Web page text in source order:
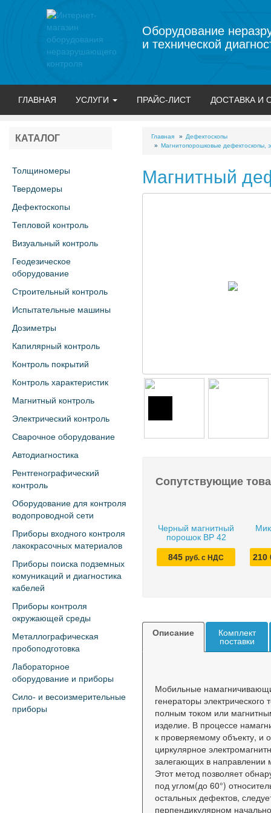
Оборудование
и технической
ГЛАВНАЯ УСЛУГИ ПРАЙС-ЛИСТ ДОСТАВКА И
КАТАЛОГ
Толщиномеры
Твердомеры
Дефектоскопы
Тепловой контроль
Визуальный контроль
Геодезическое
оборудование
Строительный контроль
Испытательные машины
Дозиметры
Капилярный контроль
Контроль покрытий
Контроль характеристик
Магнитный контроль
Электрический контроль
Сварочное оборудование
Автодиагностика
Рентгенографический
контроль
Оборудование для контроля
водопроводной сети
Приборы входного контроля
лакокрасочных материалов
Приборы поиска подземных
комуникаций и диагностика
кабелей
Приборы контроля
окружающей среды
Металлографическая
пробоподготовка
Лабораторное
оборудование и приборы
Сило- и весоизмерительные
приборы
Главная
Дефектоскопы
Магнитопорошковые дефектоскопы,
Магнитный
Сопутствующие
Черный магнитный
порошок BP 42
845 руб. с НДС 210
Описание
Комплект
поставки
Мобильные
генераторы
полным током или
изделие. В процессе
к проверяемому объекту, и
циркулярное
залегающих в направлении
Этот метод позволяет
под углом(до 60°)
остальных дефектов,
перпендикулярном